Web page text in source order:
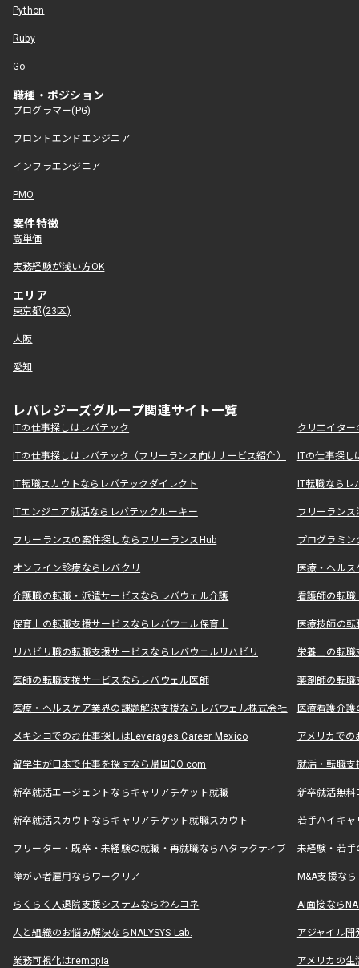
Python
Ruby
Go
職種・ポジション
プログラマー(PG)
フロントエンドエンジニア
インフラエンジニア
PMO
案件特徴
高単価
実務経験が浅い方OK
エリア
東京都(23区)
大阪
愛知
レバレジーズグループ関連サイト一覧
ITの仕事探しはレバテック クリエイタ
ITの仕事探しはレバテック（フリーランス向けサービス紹介） ITの仕事探
IT転職スカウトならレバテックダイレクト IT転職なら
ITエンジニア就活ならレバテックルーキー フリーラン
フリーランスの案件探しならフリーランスHub プログラミ
オンライン診療ならレバクリ 医療・ヘル
介護職の転職・派遣サービスならレバウェル介護 看護師の転
保育士の転職支援サービスならレバウェル保育士 医療技師の
リハビリ職の転職支援サービスならレバウェルリハビリ 栄養士の転
医師の転職支援サービスならレバウェル医師 薬剤師の転
医療・ヘルスケア業界の課題解決支援ならレバウェル株式会社 医療看護介
メキシコでのお仕事探しはLeverages Career Mexico アメリカで
留学生が日本で仕事を探すなら帰国GO.com 就活・転職
新卒就活エージェントならキャリアチケット就職 新卒就活無料
新卒就活スカウトならキャリアチケット就職スカウト 若手ハイキ
フリーター・既卒・未経験の就職・再就職ならハタラクティブ 未経験・若手
障がい者雇用ならワークリア M&A支援な
らくらく入退院支援システムならわんコネ AI面接なら
人と組織のお悩み解決ならNALYSYS Lab. アジャイル
業務可視化はremopia アメリカの